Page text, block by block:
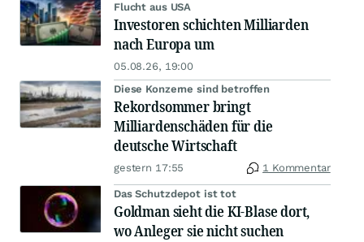
Flucht aus USA
Investoren schichten Milliarden
nach Europa um
05.08.26, 19:00
Diese Konzerne sind betroffen
Rekordsommer bringt
Milliardenschäden für die
deutsche Wirtschaft
gestern 17:55 1 Kommentar
Das Schutzdepot ist tot
Goldman sieht die KI-Blase dort,
wo Anleger sie nicht suchen